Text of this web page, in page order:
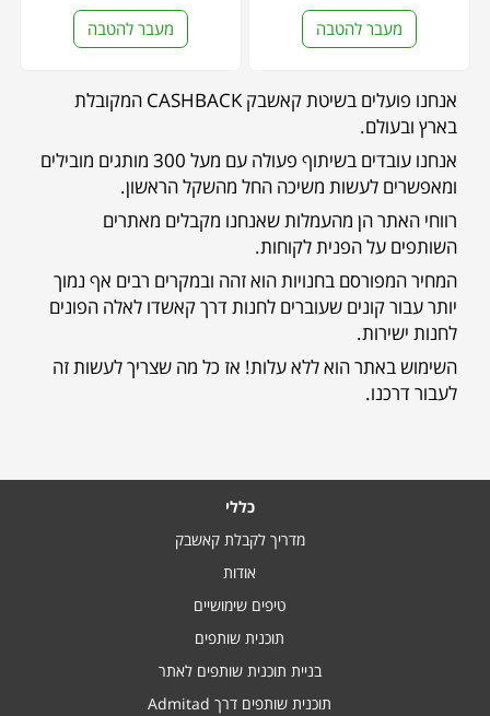
מעבר להטבה מעבר להטבה
אנחנו פועלים בשיטת קאשבק CASHBACK המקובלת
בארץ ובעולם.
אנחנו עובדים בשיתוף פעולה עם מעל 300 מותגים מובילים
ומאפשרים לעשות משיכה החל מהשקל הראשון.
רווחי האתר הן מהעמלות שאנחנו מקבלים מאתרים
השותפים על הפנית לקוחות.
המחיר המפורסם בחנויות הוא זהה ובמקרים רבים אף נמוך
יותר עבור קונים שעוברים לחנות דרך קאשדו לאלה הפונים
לחנות ישירות.
השימוש באתר הוא ללא עלות! אז כל מה שצריך לעשות זה
לעבור דרכנו.
כללי
מדריך לקבלת קאשבק
אודות
טיפים שימושיים
תוכנית שותפים
בניית תוכנית שותפים לאתר
תוכנית שותפים דרך Admitad